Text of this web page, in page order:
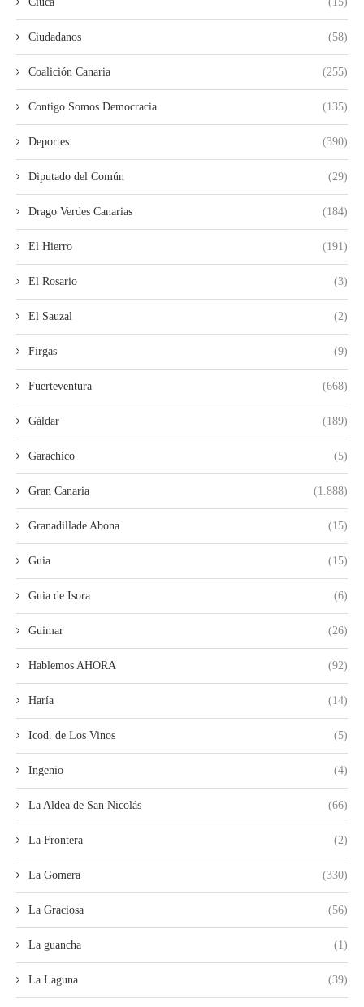
Ciudadanos (58)
Coalición Canaria (255)
Contigo Somos Democracia (135)
Deportes (390)
Diputado del Común (29)
Drago Verdes Canarias (184)
El Hierro (191)
El Rosario (3)
El Sauzal (2)
Firgas (9)
Fuerteventura (668)
Gáldar (189)
Garachico (5)
Gran Canaria (1.888)
Granadillade Abona (15)
Guia (15)
Guia de Isora (6)
Guimar (26)
Hablemos AHORA (92)
Haría (14)
Icod. de Los Vinos (5)
Ingenio (4)
La Aldea de San Nicolás (66)
La Frontera (2)
La Gomera (330)
La Graciosa (56)
La guancha (1)
La Laguna (39)